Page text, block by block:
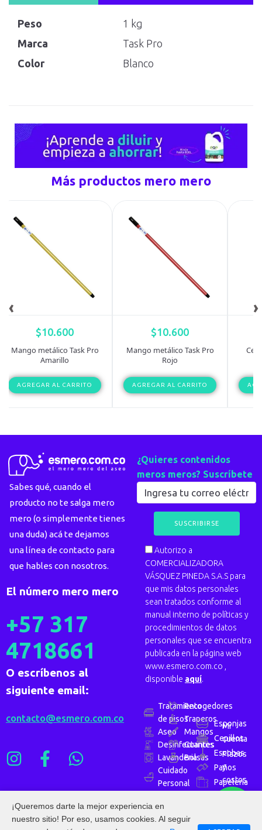
Peso
1 kg
Marca
Task Pro
Color
Blanco
Más productos mero mero
‹
$10.600
Mango metálico Task Pro
Amarillo
AGREGAR AL CARRITO
$10.600
Mango metálico Task Pro
Rojo
AGREGAR AL CARRITO
›
Sabes qué, cuando el
producto no te salga mero
mero (o simplemente tienes
una duda) acá te dejamos
una línea de contacto para
que hables con nosotros.
El número mero mero
+57 317
4718661
O escríbenos al
siguiente email:
contacto@esmero.com.co
¿Quieres contenidos
meros meros? Suscríbete
Autorizo a
COMERCIALIZADORA
VÁSQUEZ PINEDA S.A.S para
que mis datos personales
sean tratados conforme al
manual interno de políticas y
procedimientos de datos
personales que se encuentra
publicada en la página web
www.esmero.com.co ,
disponible aquí.
Tratamiento
de pisos
Aseo
Desinfectantes
Lavanderia
Cuidado
Personal
Recogedores
Traperos
Mangos
Guantes
Bolsas
Esponjas
Cepillos
Escobas
Paños
Papelería
Mi
cuenta
Plazos
y
costos
de
¡Queremos darte la mejor experiencia en
nuestro sitio! Por eso, usamos cookies. Al seguir